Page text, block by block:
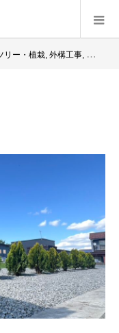
リー・植栽, 外構工事, 庭,